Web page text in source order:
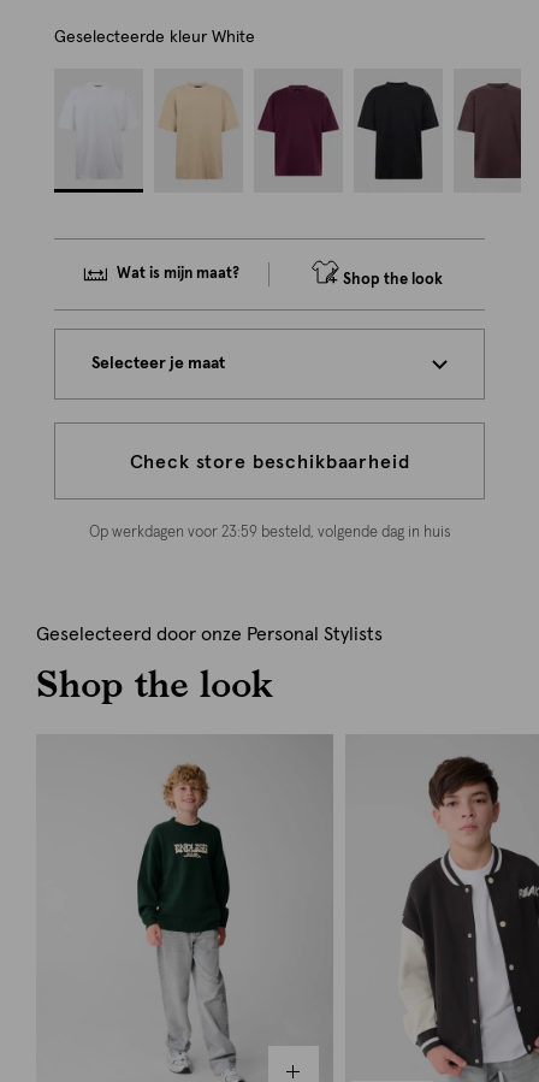
Geselecteerde kleur White
Wat is mijn maat? Shop the look
Selecteer je maat
Check store beschikbaarheid
Op werkdagen voor 23:59 besteld, volgende dag in huis
Geselecteerd door onze Personal Stylists
Shop the look